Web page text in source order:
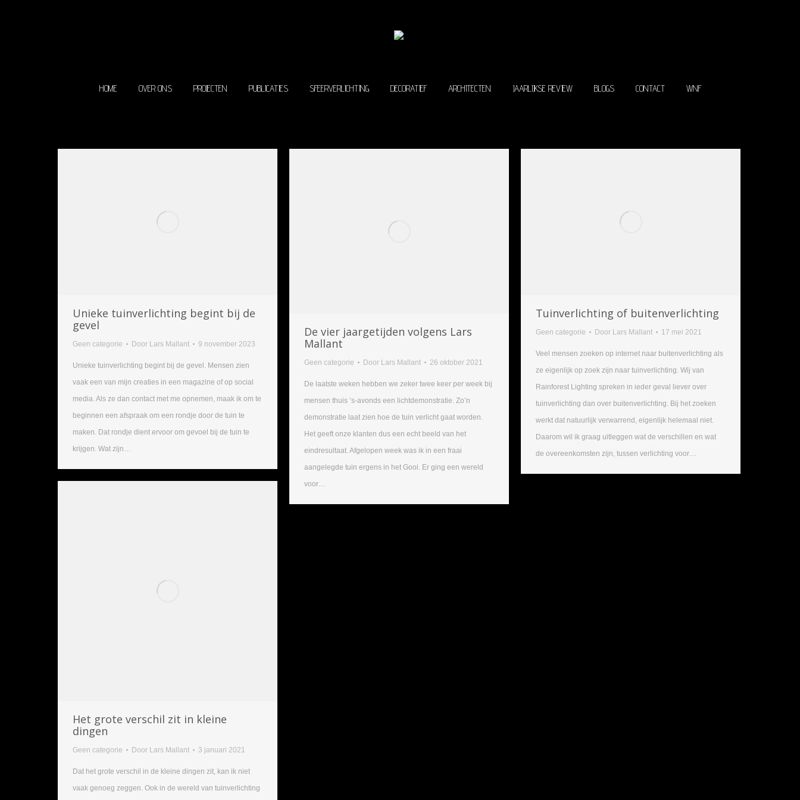
HOME OVER ONS PROJECTEN PUBLICATIES SFEERVERLICHTING DECORATIEF ARCHITECTEN JAARLIJKSE REVIEW BLOGS CONTACT WNF
Unieke tuinverlichting begint bij de
gevel
Geen categorie Door Lars Mallant 9 november 2023
Unieke tuinverlichting begint bij de gevel. Mensen zien
vaak een van mijn creaties in een magazine of op social
media. Als ze dan contact met me opnemen, maak ik om te
beginnen een afspraak om een rondje door de tuin te
maken. Dat rondje dient ervoor om gevoel bij de tuin te
krijgen. Wat zijn…
De vier jaargetijden volgens Lars
Mallant
Geen categorie Door Lars Mallant 26 oktober 2021
De laatste weken hebben we zeker twee keer per week bij
mensen thuis ’s-avonds een lichtdemonstratie. Zo’n
demonstratie laat zien hoe de tuin verlicht gaat worden.
Het geeft onze klanten dus een echt beeld van het
eindresultaat. Afgelopen week was ik in een fraai
aangelegde tuin ergens in het Gooi. Er ging een wereld
voor…
Tuinverlichting of buitenverlichting
Geen categorie Door Lars Mallant 17 mei 2021
Veel mensen zoeken op internet naar buitenverlichting als
ze eigenlijk op zoek zijn naar tuinverlichting. Wij van
Rainforest Lighting spreken in ieder geval liever over
tuinverlichting dan over buitenverlichting. Bij het zoeken
werkt dat natuurlijk verwarrend, eigenlijk helemaal niet.
Daarom wil ik graag uitleggen wat de verschillen en wat
de overeenkomsten zijn, tussen verlichting voor…
Het grote verschil zit in kleine
dingen
Geen categorie Door Lars Mallant 3 januari 2021
Dat het grote verschil in de kleine dingen zit, kan ik niet
vaak genoeg zeggen. Ook in de wereld van tuinverlichting